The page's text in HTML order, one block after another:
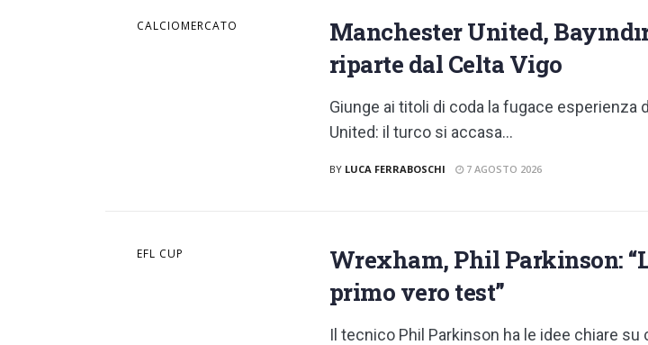
CALCIOMERCATO
Manchester United,
riparte dal Celta Vigo
Giunge ai titoli di coda la fugace esperienza
United: il turco si accasa...
BY LUCA FERRABOSCHI 7 AGOSTO 2026
EFL CUP
Wrexham, Phil Parkinson:
primo vero test”
Il tecnico Phil Parkinson ha le idee chiare